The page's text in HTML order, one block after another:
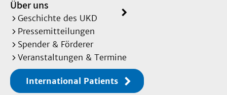
Über uns
Geschichte des UKD
Pressemitteilungen
Spender & Förderer
Veranstaltungen & Termine
International Patients